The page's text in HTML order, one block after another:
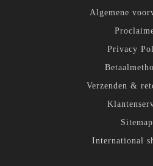
Algemene
Privacy
Verzenden &
Sitemap
International